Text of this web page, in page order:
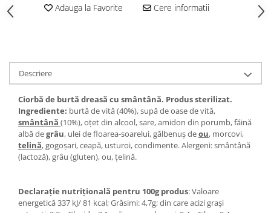
Adauga la Favorite Cere informatii
Descriere
Ciorbă de burtă dreasă cu smântână. Produs sterilizat.
Ingrediente: burtă de vită (40%), supă de oase de vită,
smântână (10%), oțet din alcool, sare, amidon din porumb, făină
albă degrâu, ulei de floarea-soarelui, gălbenuş deou, morcovi,
țelină, gogoșari, ceapă, usturoi, condimente. Alergeni: smântână
(lactoză), grâu (gluten), ou, țelină.
Declarație nutrițională pentru 100g produs: Valoare
energetică 337 kJ/ 81 kcal; Grăsimi: 4,7g; din care acizi grași